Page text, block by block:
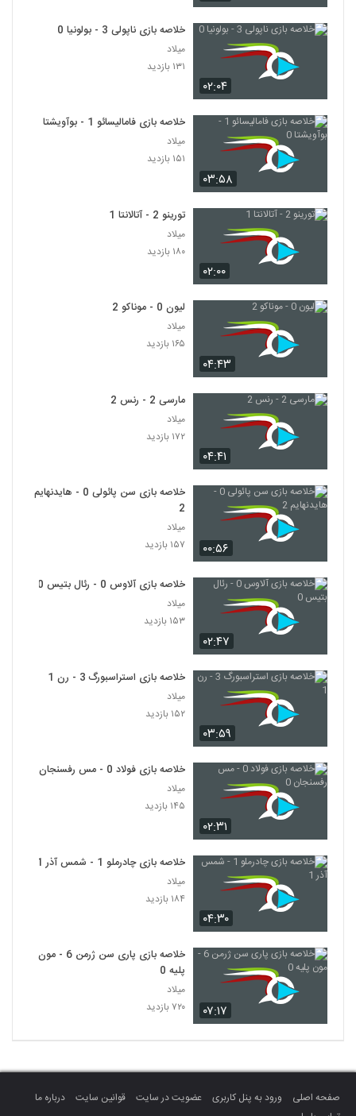
۰۲:۰۴
خلاصه بازی ناپولی 3 - بولونیا 0
میلاد
۱۳۱ بازدید
۰۳:۵۸
خلاصه بازی فامالیسائو 1 - بوآویشتا 0
میلاد
۱۵۱ بازدید
۰۲:۰۰
تورینو 2 - آتالانتا 1
میلاد
۱۸۰ بازدید
۰۴:۴۳
لیون 0 - موناکو 2
میلاد
۱۶۵ بازدید
۰۴:۴۱
مارسی 2 - رنس 2
میلاد
۱۷۲ بازدید
۰۰:۵۶
خلاصه بازی سن پائولی 0 - هایدنهایم
2
میلاد
۱۵۷ بازدید
۰۲:۴۷
خلاصه بازی آلاوس 0 - رئال بتیس 0
میلاد
۱۵۳ بازدید
۰۳:۵۹
خلاصه بازی استراسبورگ 3 - رن 1
میلاد
۱۵۲ بازدید
۰۲:۳۱
خلاصه بازی فولاد 0 - مس رفسنجان 0
میلاد
۱۴۵ بازدید
۰۴:۳۰
خلاصه بازی چادرملو 1 - شمس آذر 1
میلاد
۱۸۴ بازدید
۰۷:۱۷
خلاصه بازی پاری سن ژرمن 6 - مون
پلیه 0
میلاد
۷۲۰ بازدید
صفحه اصلی ورود به پنل کاربری عضویت در سایت قوانین سایت
درباره ما